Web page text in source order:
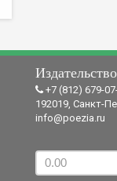
+7 (812) 679-
192019, Санкт-
info@poezia.ru